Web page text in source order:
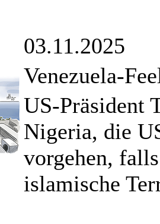
03.11.2025
Venezuela-
US-Präsident
Nigeria, die
vorgehen,
islamische